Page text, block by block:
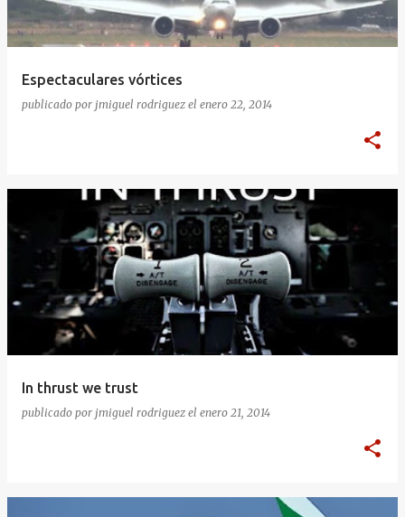
Espectaculares vórtices
publicado por jmiguel rodriguez el enero 22, 2014
In thrust we trust
publicado por jmiguel rodriguez el enero 21, 2014